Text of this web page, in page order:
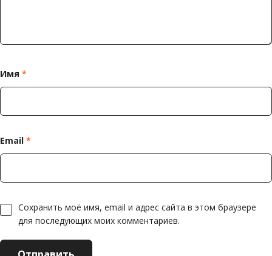
Имя *
Email *
Сохранить моё имя, email и адрес сайта в этом браузере
для последующих моих комментариев.